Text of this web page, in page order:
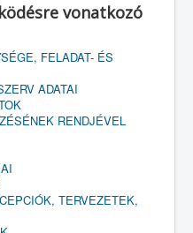
vonatkozó
FELADAT- ÉS
ADATAI
RENDJÉVEL
TERVEZETEK,